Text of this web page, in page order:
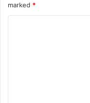
marked *